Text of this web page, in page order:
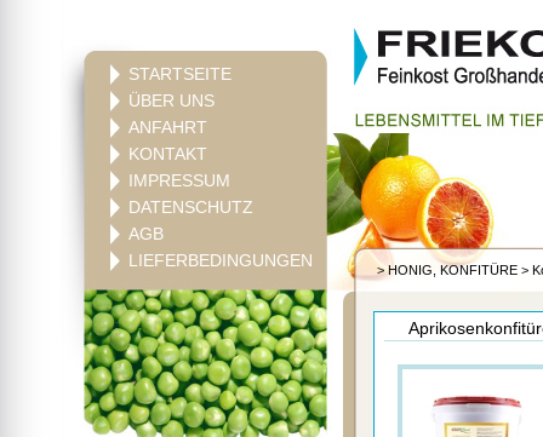
STARTSEITE
ÜBER UNS
ANFAHRT
KONTAKT
IMPRESSUM
DATENSCHUTZ
AGB
LIEFERBEDINGUNGEN
>HONIG, KONFITÜRE >